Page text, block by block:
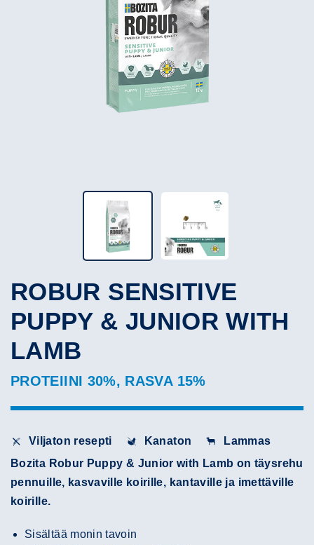
ROBUR SENSITIVE
PUPPY & JUNIOR WITH
LAMB
PROTEIINI 30%, RASVA 15%
Viljaton resepti Kanaton
Lammas
Bozita Robur Puppy & Junior with Lamb on täysrehu
pennuille, kasvaville koirille, kantaville ja imettäville
koirille.
Sisältää monin tavoin